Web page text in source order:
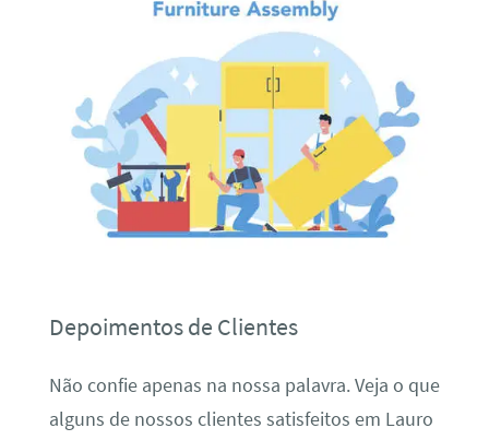
Depoimentos de Clientes
Não confie apenas na nossa palavra. Veja o que
alguns de nossos clientes satisfeitos em Lauro